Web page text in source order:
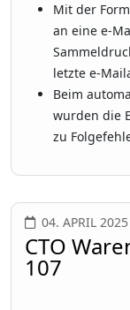
Mit der
an eine e-
letzte e-
Beim
wurden die
zu
04. APRIL 2025
CTO
107